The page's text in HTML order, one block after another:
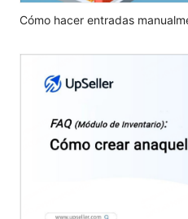
Cómo hacer entradas